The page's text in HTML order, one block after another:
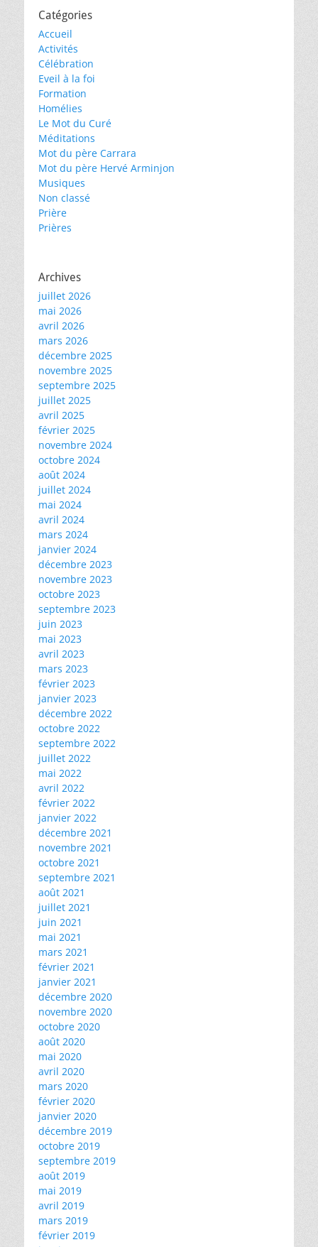
Catégories
Accueil
Activités
Célébration
Eveil à la foi
Formation
Homélies
Le Mot du Curé
Méditations
Mot du père Carrara
Mot du père Hervé Arminjon
Musiques
Non classé
Prière
Prières
Archives
juillet 2026
mai 2026
avril 2026
mars 2026
décembre 2025
novembre 2025
septembre 2025
juillet 2025
avril 2025
février 2025
novembre 2024
octobre 2024
août 2024
juillet 2024
mai 2024
avril 2024
mars 2024
janvier 2024
décembre 2023
novembre 2023
octobre 2023
septembre 2023
juin 2023
mai 2023
avril 2023
mars 2023
février 2023
janvier 2023
décembre 2022
octobre 2022
septembre 2022
juillet 2022
mai 2022
avril 2022
février 2022
janvier 2022
décembre 2021
novembre 2021
octobre 2021
septembre 2021
août 2021
juillet 2021
juin 2021
mai 2021
mars 2021
février 2021
janvier 2021
décembre 2020
novembre 2020
octobre 2020
août 2020
mai 2020
avril 2020
mars 2020
février 2020
janvier 2020
décembre 2019
octobre 2019
septembre 2019
août 2019
mai 2019
avril 2019
mars 2019
février 2019